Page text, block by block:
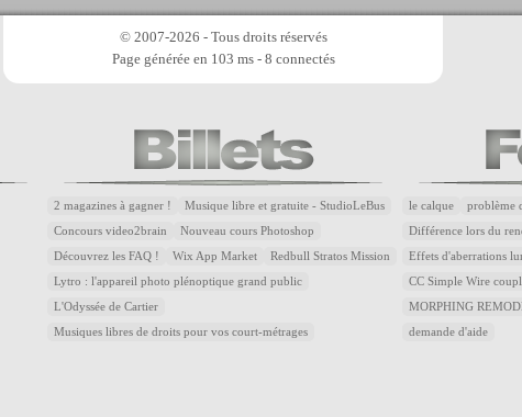
© 2007-2026 - Tous droits réservés
Page générée en 103 ms - 8 connectés
2 magazines à gagner ! Musique libre et gratuite - StudioLeBus
Concours video2brain Nouveau cours Photoshop
Découvrez les FAQ ! Wix App Market Redbull Stratos Mission
Lytro : l'appareil photo plénoptique grand public
L'Odyssée de Cartier
Musiques libres de droits pour vos court-métrages
le calque problème
Différence lors du
Effets d'aberrations
CC Simple Wire
MORPHING
demande d'aide